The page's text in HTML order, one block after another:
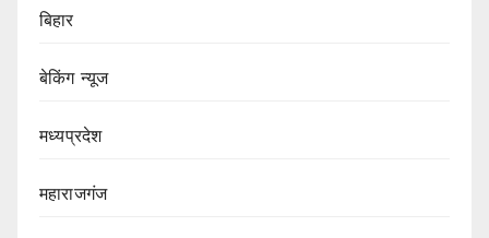
बिहार
बेकिंग न्यूज
मध्यप्रदेश
महाराजगंज